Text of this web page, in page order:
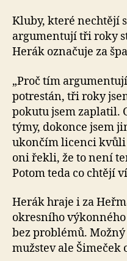
Kluby, které nechtějí
argumentují tři roky
Herák označuje za
„Proč tím
potrestán, tři roky
pokutu jsem zaplatil.
týmy, dokonce jsem
ukončím licenci
oni řekli, že to není
Potom teda co chtějí
Herák hraje i za
okresního
bez problémů.
mužstev ale Šimeček